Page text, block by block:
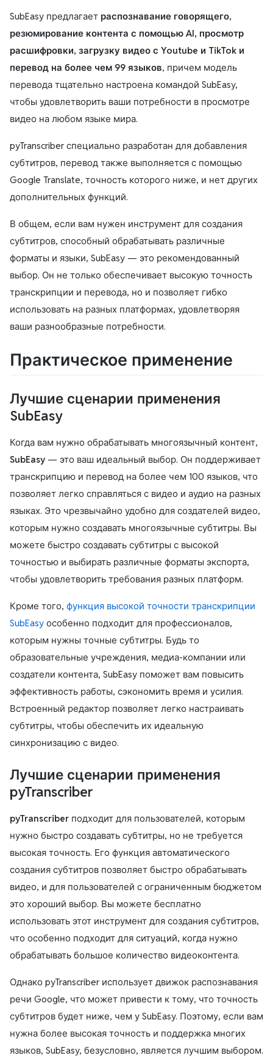
SubEasy предлагает распознавание говорящего,
резюмирование контента с помощью AI, просмотр
расшифровки, загрузку видео с Youtube и TikTok и
перевод на более чем 99 языков, причем модель
перевода тщательно настроена командой SubEasy,
чтобы удовлетворить ваши потребности в просмотре
видео на любом языке мира.
pyTranscriber специально разработан для добавления
субтитров, перевод также выполняется с помощью
Google Translate, точность которого ниже, и нет других
дополнительных функций.
В общем, если вам нужен инструмент для создания
субтитров, способный обрабатывать различные
форматы и языки, SubEasy — это рекомендованный
выбор. Он не только обеспечивает высокую точность
транскрипции и перевода, но и позволяет гибко
использовать на разных платформах, удовлетворяя
ваши разнообразные потребности.
Практическое применение
Лучшие сценарии применения
SubEasy
Когда вам нужно обрабатывать многоязычный контент,
SubEasy — это ваш идеальный выбор. Он поддерживает
транскрипцию и перевод на более чем 100 языков, что
позволяет легко справляться с видео и аудио на разных
языках. Это чрезвычайно удобно для создателей видео,
которым нужно создавать многоязычные субтитры. Вы
можете быстро создавать субтитры с высокой
точностью и выбирать различные форматы экспорта,
чтобы удовлетворить требования разных платформ.
Кроме того, функция высокой точности транскрипции
SubEasy особенно подходит для профессионалов,
которым нужны точные субтитры. Будь то
образовательные учреждения, медиа-компании или
создатели контента, SubEasy поможет вам повысить
эффективность работы, сэкономить время и усилия.
Встроенный редактор позволяет легко настраивать
субтитры, чтобы обеспечить их идеальную
синхронизацию с видео.
Лучшие сценарии применения
pyTranscriber
pyTranscriber подходит для пользователей, которым
нужно быстро создавать субтитры, но не требуется
высокая точность. Его функция автоматического
создания субтитров позволяет быстро обрабатывать
видео, и для пользователей с ограниченным бюджетом
это хороший выбор. Вы можете бесплатно
использовать этот инструмент для создания субтитров,
что особенно подходит для ситуаций, когда нужно
обрабатывать большое количество видеоконтента.
Однако pyTranscriber использует движок распознавания
речи Google, что может привести к тому, что точность
субтитров будет ниже, чем у SubEasy. Поэтому, если вам
нужна более высокая точность и поддержка многих
языков, SubEasy, безусловно, является лучшим выбором.